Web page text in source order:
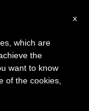
de
a los
×
la pausa
de verano
el
x
which are
the
want to know
of the cookies,